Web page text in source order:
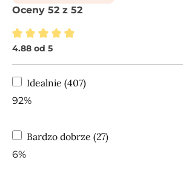
Oceny 52 z 52
Średnia ocena 4.88 z 5 gwiazdek
4.88 od 5
Idealnie (407)
92%
Bardzo dobrze (27)
6%